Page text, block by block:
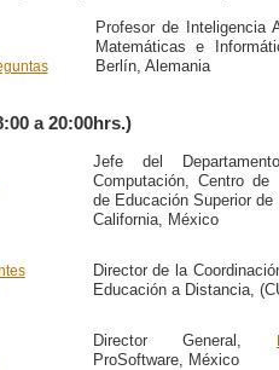
Profesor de Inteligencia
Matemáticas e
Berlín, Alemania
a 20:00hrs.)
Jefe del
Computación, Centro
de Educación Superior
California, México
Director de la
Educación a Distancia,
Director General,
ProSoftware, México